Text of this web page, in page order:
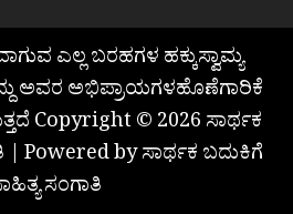
ಎಲ್ಲ ಬರಹಗಳ ಹಕ್ಕುಸ್ವಾಮ್ಯ
ಅವರ ಅಭಿಪ್ರಾಯಗಳಹೊಣೆಗಾರಿಕೆ
Copyright © 2026 ಸಾರ್ಥಕ
| Powered by ಸಾರ್ಥಕ ಬದುಕಿಗೆ
ಸಂಗಾತಿ